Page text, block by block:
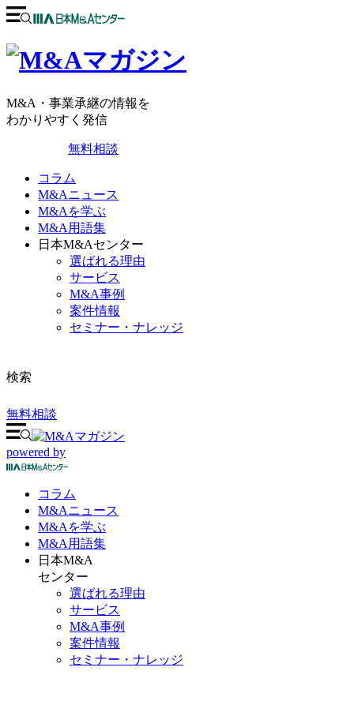
M&A・事業承継の情報を
わかりやすく発信
無料相談
コラム
M&Aニュース
M&Aを学ぶ
M&A用語集
日本M&Aセンター
選ばれる理由
サービス
M&A事例
案件情報
セミナー・ナレッジ
検索
無料相談
powered by
コラム
M&Aニュース
M&Aを学ぶ
M&A 用語集
日本M&A
センター
選ばれる理由
サービス
M&A事例
案件情報
セミナー・ナレッジ